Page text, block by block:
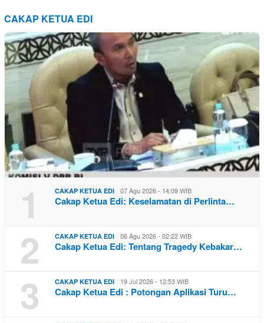
CAKAP KETUA EDI
1 CAKAP KETUA EDI 07 Agu 2026 - 14:09 WIB
Cakap Ketua Edi: Keselamatan di Perlinta…
2 CAKAP KETUA EDI 06 Agu 2026 - 02:22 WIB
Cakap Ketua Edi: Tentang Tragedy Kebakar…
3 CAKAP KETUA EDI 19 Jul 2026 - 12:53 WIB
Cakap Ketua Edi : Potongan Aplikasi Turu…